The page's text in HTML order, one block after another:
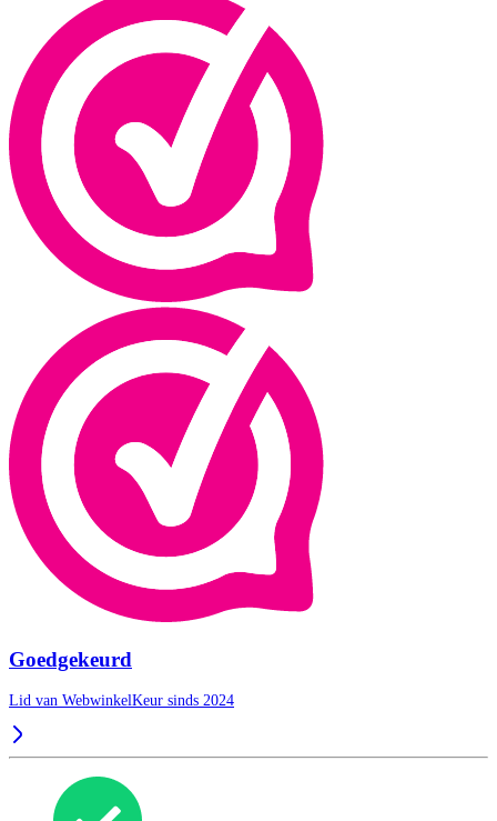
Goedgekeurd
Lid van WebwinkelKeur sinds 2024